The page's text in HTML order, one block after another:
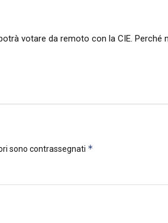
votare da remoto con la CIE. Perché
sono contrassegnati *